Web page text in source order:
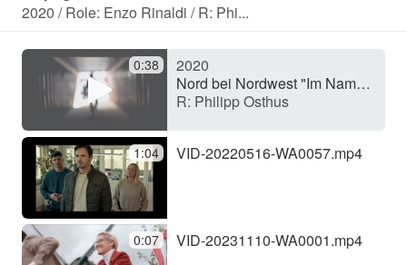
a
y
V
i
2020 / Role: Enzo Rinaldi / R: Phi...
0:38
2020
Nord bei Nordwest "Im Namen des Vaters" (TV series)
R: Philipp Osthus
1:04 VID-20220516-WA0057.mp4
0:07 VID-20231110-WA0001.mp4